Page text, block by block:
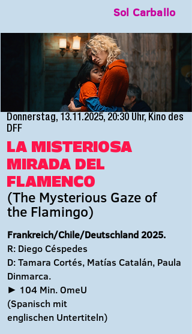
Sol Carballo
Donnerstag, 13.11.2025, 20:30 Uhr, Kino des
DFF
LA MISTERIOSA
MIRADA DEL
FLAMENCO
(The Mysterious Gaze of
the Flamingo)
Frankreich/Chile/Deutschland 2025.
R: Diego Céspedes
D: Tamara Cortés, Matías Catalán, Paula
Dinmarca.
► 104 Min. OmeU
(Spanisch mit
englischen Untertiteln)